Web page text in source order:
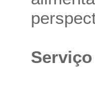
Serviço